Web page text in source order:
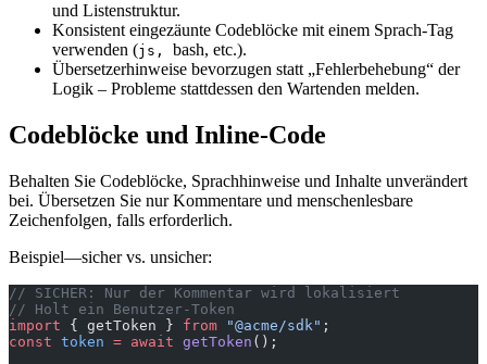
und Listenstruktur.
Konsistent eingezäunte Codeblöcke mit einem Sprach-Tag
verwenden (js, bash, etc.).
Übersetzerhinweise bevorzugen statt „Fehlerbehebung“ der
Logik – Probleme stattdessen den Wartenden melden.
Codeblöcke und Inline-Code
Behalten Sie Codeblöcke, Sprachhinweise und Inhalte unverändert
bei. Übersetzen Sie nur Kommentare und menschenlesbare
Zeichenfolgen, falls erforderlich.
Beispiel—sicher vs. unsicher:
// SICHER: Nur der Kommentar wird lokalisiert
// Holt ein Benutzer-Token
import { getToken } from "@acme/sdk" ;
const token = await getToken ();